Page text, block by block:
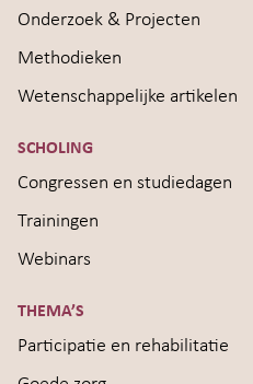
Onderzoek & Projecten
Methodieken
Wetenschappelijke artikelen
SCHOLING
Congressen en studiedagen
Trainingen
Webinars
THEMA’S
Participatie en rehabilitatie